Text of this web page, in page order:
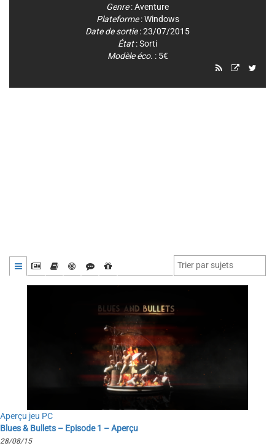
Aperçu jeu PC
Blues & Bullets – Episode 1 – Aperçu
28/08/15
Genre:Aventure
Plateforme:Windows
Date de sortie: 23/07/2015
État: Sorti
Modèle éco. : 5€